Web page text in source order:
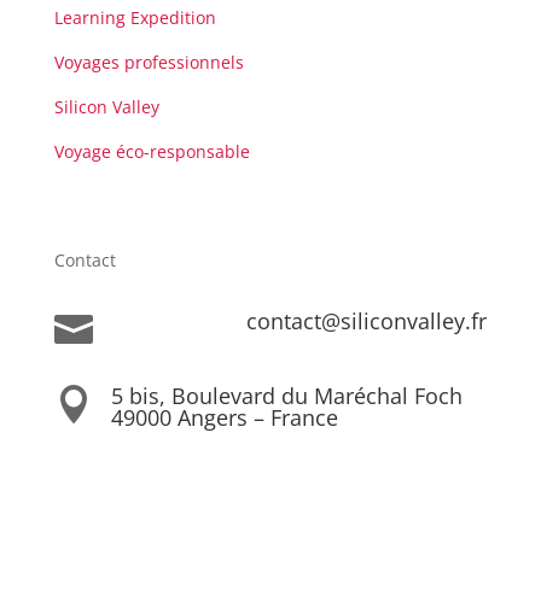
Learning Expedition
Voyages professionnels
Silicon Valley
Voyage éco-responsable
Contact
 contact@siliconvalley.fr
 5 bis, Boulevard du Maréchal Foch
49000 Angers – France